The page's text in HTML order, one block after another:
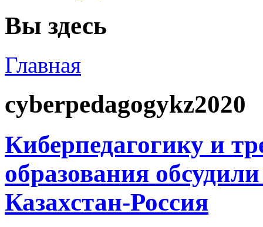
Вы здесь
Главная
cyberpedagogykz2020
Киберпедагогику и
образования
Казахстан-Россия